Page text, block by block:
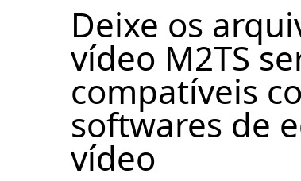
Deixe os
vídeo M2TS
compatíveis
softwares de
vídeo